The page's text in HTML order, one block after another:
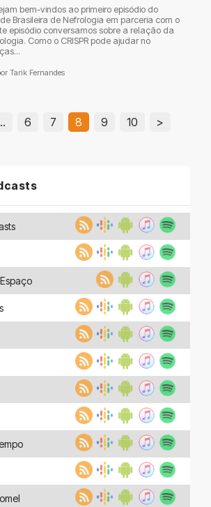
bem-vindos ao primeiro episódio do
Brasileira de Nefrologia em parceria com o
episódio conversamos sobre a relação da
Como o CRISPR pode ajudar no
Tarik Fernandes
6 7 8 9 10 >